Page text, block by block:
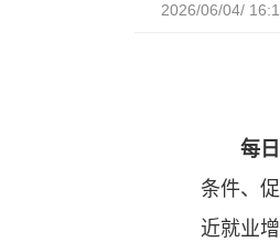
2026/06/04/
每
条件、
近就业